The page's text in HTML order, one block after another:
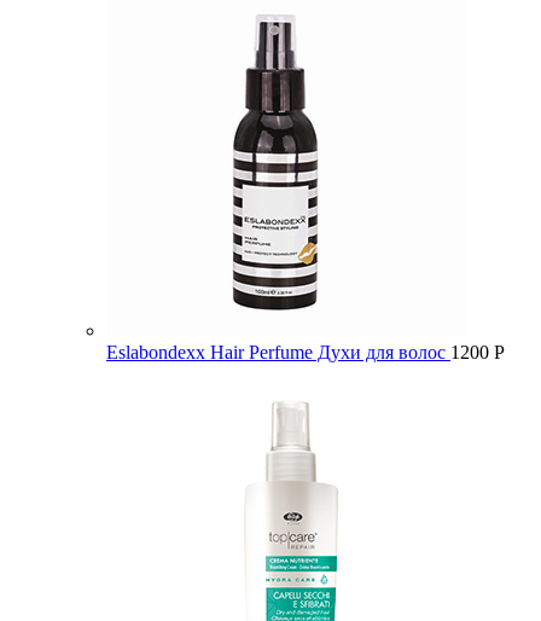
Eslabondexx Hair Perfume Духи для волос 1200 Р